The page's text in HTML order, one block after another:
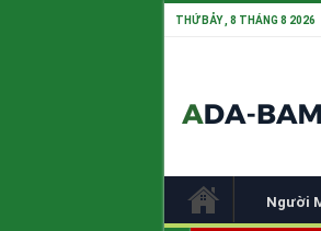
THỨ BẢY , 8 THÁNG 8 2026
Người